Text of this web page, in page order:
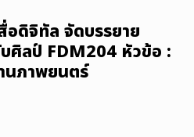
อดิจิทัล จัดบรรยาย
ศิลป์ FDM204 หัวข้อ :
นภาพยนตร์